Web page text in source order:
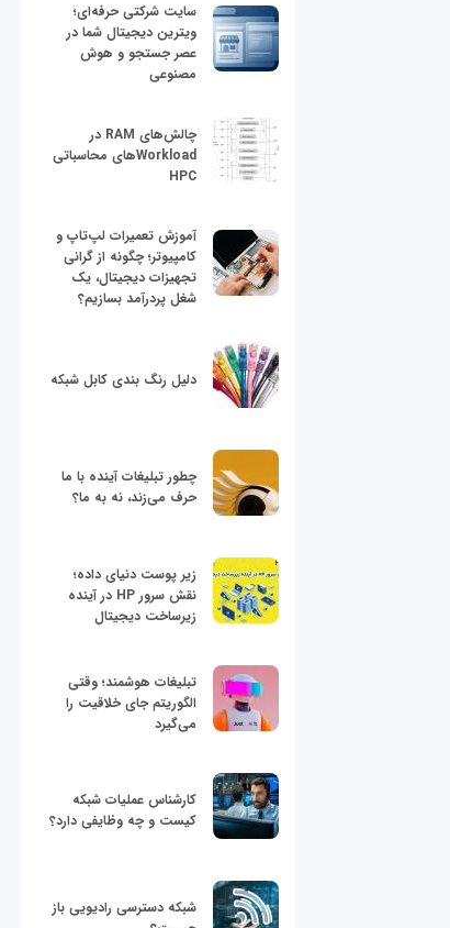
سایت شرکتی حرفه‌ای؛
ویترین دیجیتال شما در
عصر جستجو و هوش
مصنوعی
چالش‌های RAM در
Workloadهای محاسباتی
HPC
آموزش تعمیرات لپ‌تاپ و
کامپیوتر؛ چگونه از گرانی
تجهیزات دیجیتال، یک
شغل پردرآمد بسازیم؟
دلیل رنگ بندی کابل شبکه
چطور تبلیغات آینده با ما
حرف می‌زند، نه به ما؟
زیر پوست دنیای داده؛
نقش سرور HP در آینده
زیرساخت دیجیتال
تبلیغات هوشمند؛ وقتی
الگوریتم جای خلاقیت را
می‌گیرد
کارشناس عملیات شبکه
کیست و چه وظایفی دارد؟
شبکه دسترسی رادیویی باز